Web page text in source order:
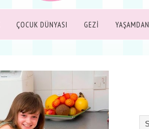
ÇOCUK DÜNYASI GEZİ YAŞAMDAN